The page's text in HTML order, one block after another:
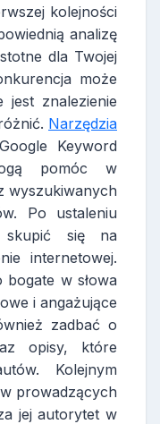
kolejności
analizę
dla Twojej
może
jest znalezienie
Narzędzia
Keyword
pomóc w
wyszukiwanych
Po ustaleniu
skupić się na
internetowej.
w słowa
i angażujące
zadbać o
opisy, które
Kolejnym
prowadzących
jej autorytet w